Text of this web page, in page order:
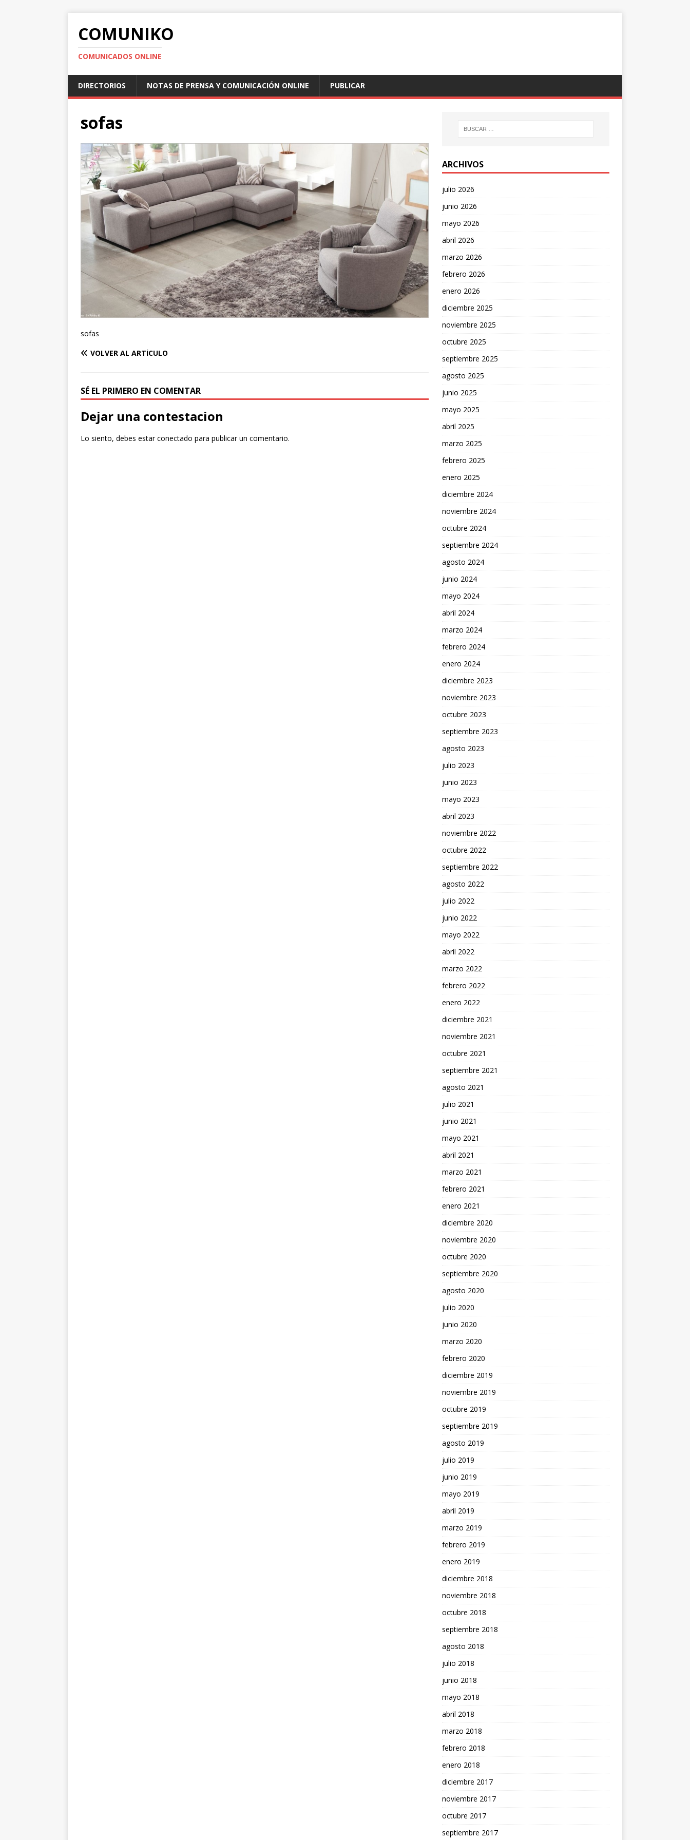
COMUNIKO
COMUNICADOS ONLINE
DIRECTORIOS NOTAS DE PRENSA Y COMUNICACIÓN ONLINE PUBLICAR
sofas
sofas
VOLVER AL ARTÍCULO
SÉ EL PRIMERO EN COMENTAR
Dejar una contestacion
Lo siento, debes estarconectado para publicar un comentario.
ARCHIVOS
julio 2026
junio 2026
mayo 2026
abril 2026
marzo 2026
febrero 2026
enero 2026
diciembre 2025
noviembre 2025
octubre 2025
septiembre 2025
agosto 2025
junio 2025
mayo 2025
abril 2025
marzo 2025
febrero 2025
enero 2025
diciembre 2024
noviembre 2024
octubre 2024
septiembre 2024
agosto 2024
junio 2024
mayo 2024
abril 2024
marzo 2024
febrero 2024
enero 2024
diciembre 2023
noviembre 2023
octubre 2023
septiembre 2023
agosto 2023
julio 2023
junio 2023
mayo 2023
abril 2023
noviembre 2022
octubre 2022
septiembre 2022
agosto 2022
julio 2022
junio 2022
mayo 2022
abril 2022
marzo 2022
febrero 2022
enero 2022
diciembre 2021
noviembre 2021
octubre 2021
septiembre 2021
agosto 2021
julio 2021
junio 2021
mayo 2021
abril 2021
marzo 2021
febrero 2021
enero 2021
diciembre 2020
noviembre 2020
octubre 2020
septiembre 2020
agosto 2020
julio 2020
junio 2020
marzo 2020
febrero 2020
diciembre 2019
noviembre 2019
octubre 2019
septiembre 2019
agosto 2019
julio 2019
junio 2019
mayo 2019
abril 2019
marzo 2019
febrero 2019
enero 2019
diciembre 2018
noviembre 2018
octubre 2018
septiembre 2018
agosto 2018
julio 2018
junio 2018
mayo 2018
abril 2018
marzo 2018
febrero 2018
enero 2018
diciembre 2017
noviembre 2017
octubre 2017
septiembre 2017